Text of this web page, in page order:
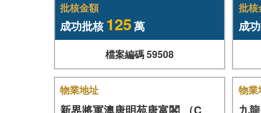
批核金額
成功批核125萬
檔案編碼 59508
批核
成
物業地址 物業